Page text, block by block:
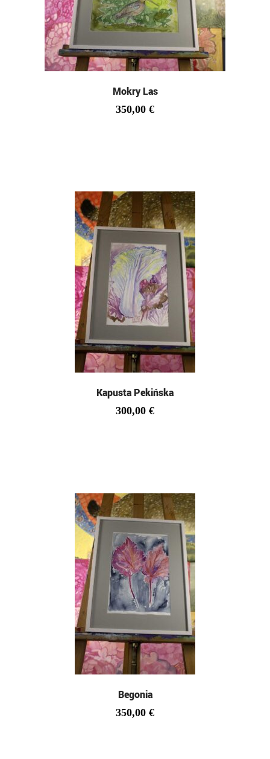
Mokry Las
350,00 €
Kapusta Pekińska
300,00 €
Begonia
350,00 €